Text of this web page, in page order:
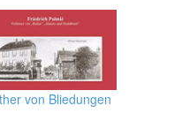
von Bliedungen